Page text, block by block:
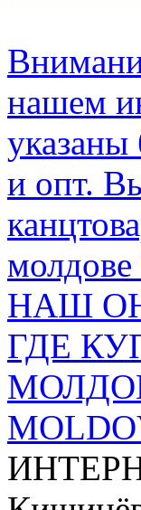
нашем
и опт.
НАШ
ГДЕ